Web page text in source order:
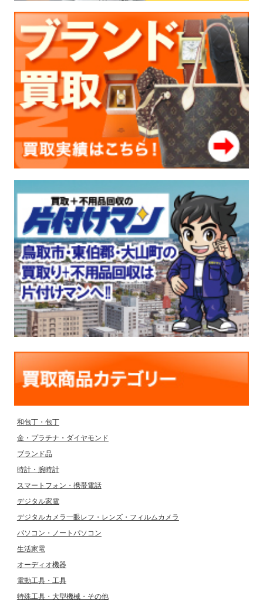
和包丁・包丁
金・プラチナ・ダイヤモンド
ブランド品
時計・腕時計
スマートフォン・携帯電話
デジタル家電
デジタルカメラ一眼レフ・レンズ・フィルムカメラ
パソコン・ノートパソコン
生活家電
オーディオ機器
電動工具・工具
特殊工具・大型機械・その他